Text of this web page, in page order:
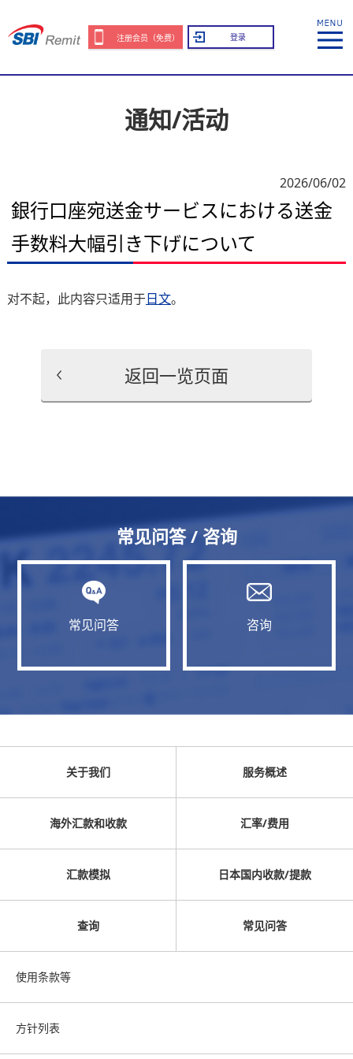
注册会员（免费） 登录
通知/活动
2026/06/02
銀行口座宛送金サービスにおける送金
手数料大幅引き下げについて
对不起，此内容只适用于日文。
返回一览页面
常见问答 / 咨询
常见问答 咨询
关于我们 服务概述
海外汇款和收款 汇率/费用
汇款模拟 日本国内收款/提款
查询 常见问答
使用条款等
方针列表